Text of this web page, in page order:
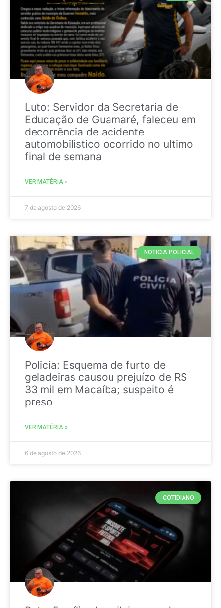
Luto: Servidor da Secretaria de
Educação de Guamaré, faleceu em
decorrência de acidente
automobilistico ocorrido no ultimo
final de semana
VER MATÉRIA »
7 de agosto de 2026
NOTICIA POLICIAL
Policia: Esquema de furto de
geladeiras causou prejuízo de R$
33 mil em Macaíba; suspeito é
preso
VER MATÉRIA »
6 de agosto de 2026
COTIDIANO